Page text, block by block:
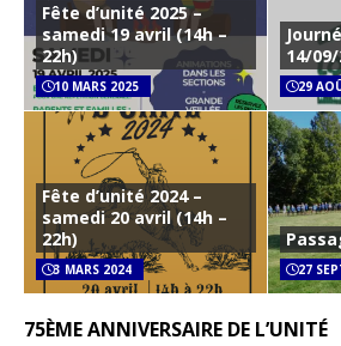
Fête d’unité 2025 –
samedi 19 avril (14h –
22h)
10 MARS 2025
14/
29
Fête d’unité 2024 –
samedi 20 avril (14h –
22h)
3 MARS 2024 27
75ÈME ANNIVERSAIRE DE L’UNITÉ